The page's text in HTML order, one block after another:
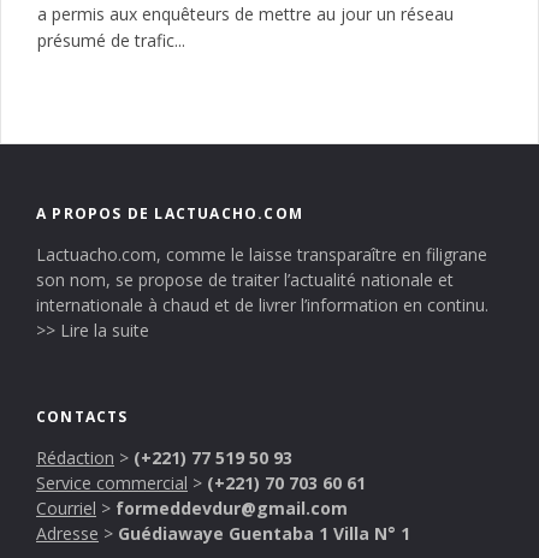
a permis aux enquêteurs de mettre au jour un réseau
présumé de trafic...
A PROPOS DE LACTUACHO.COM
Lactuacho.com, comme le laisse transparaître en filigrane
son nom, se propose de traiter l’actualité nationale et
internationale à chaud et de livrer l’information en continu.
>> Lire la suite
CONTACTS
Rédaction > (+221) 77 519 50 93
Service commercial > (+221) 70 703 60 61
Courriel > formeddevdur@gmail.com
Adresse > Guédiawaye Guentaba 1 Villa N° 1